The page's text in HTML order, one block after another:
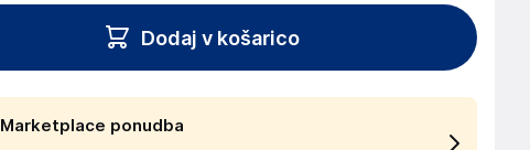
Dodaj v košarico
Marketplace ponudba